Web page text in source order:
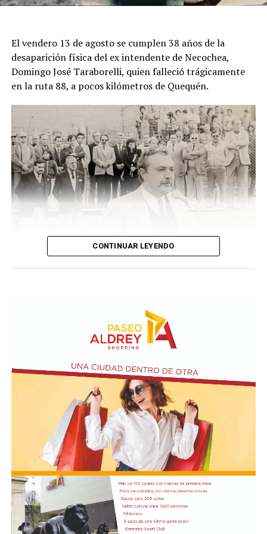
cuando un hombre que recorría la zona junto a sus
perros advirtió una bolsa ubicada junto a una zanja.
Alertado por el comportamiento de los animales, se
acercó y comprobó que contenía restos humanos. DIB
El vendero 13 de agosto se cumplen 38 años de la
desaparición física del ex intendente de Necochea,
Domingo José Taraborelli, quien falleció trágicamente
en la ruta 88, a pocos kilómetros de Quequén.
El vendero 13 de agosto se cumplen 38 años de la
desaparición física del ex intendente de Necochea,
en la ruta 88, a pocos kilómetros de Quequén.
Junto con el intendente de Necochea habían muerto
tres docentes que, luego se supo, habían subido a su
automóvil pocos kilómetros antes, donde se hallaban
haciendo dedo. La colisión frontal resultó letal: sólo
sobrevivió el chofer del camión.
El hall del Palacio Comunal fue el lugar donde velaron
sus restos y ante el cual desfiló todo el arco político de
aquel momento, incluyendo a la camada de jóvenes que
habían dado sus primeros pasos en el peronismo, bajo
CONTINUAR LEYENDO